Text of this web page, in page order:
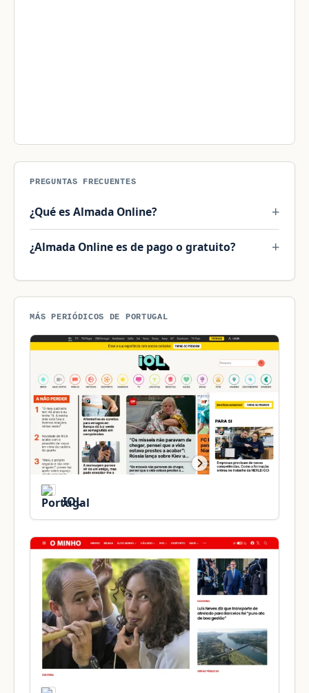
PREGUNTAS FRECUENTES
¿Qué es Almada Online?
¿Almada Online es de pago o gratuito?
MÁS PERIÓDICOS DE PORTUGAL
IOL